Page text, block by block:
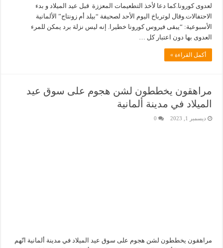
لعدوى كورونا.كما دعا لأخذ التطعيمات المعززة قبل عيد الميلاد و بدء
الاحتفالات.وقال لوترباخ اليوم الأحد لصحيفة “بيلد أم زونتاج” الألمانية
الأسبوعية: “يبقى فيروس كورونا خطيرا. إنه ليس نزلة برد يمكن للمرء
العدوى بها دون اعتبار كل …
أكمل القراءة »
مراهقون يخططون لشن هجوم على سوق عيد
الميلاد في مدينة ألمانية
ديسمبر 1, 2023 0
مراهقون يخططون لشن هجوم على سوق عيد الميلاد في مدينة ألمانية اتّهم